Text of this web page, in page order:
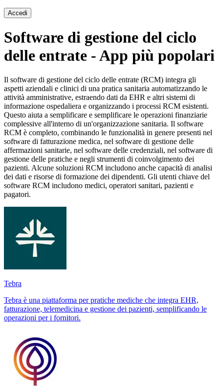
Accedi
Software di gestione del ciclo
delle entrate - App più popolari
Il software di gestione del ciclo delle entrate (RCM) integra gli
aspetti aziendali e clinici di una pratica sanitaria automatizzando le
attività amministrative, estraendo dati da EHR e altri sistemi di
informazione ospedaliera e organizzando i processi RCM esistenti.
Questo aiuta a semplificare e semplificare le operazioni finanziarie
complessive all'interno di un'organizzazione sanitaria. Il software
RCM è completo, combinando le funzionalità in genere presenti nel
software di fatturazione medica, nel software di gestione delle
affermazioni sanitarie, nel software delle credenziali, nel software di
gestione delle pratiche e negli strumenti di coinvolgimento dei
pazienti. Alcune soluzioni RCM includono anche capacità di analisi
dei dati e risorse di formazione dei dipendenti. Gli utenti chiave del
software RCM includono medici, operatori sanitari, pazienti e
pagatori.
Tebra
Tebra è una piattaforma per pratiche mediche che integra EHR,
fatturazione, telemedicina e gestione dei pazienti, semplificando le
operazioni per i fornitori.